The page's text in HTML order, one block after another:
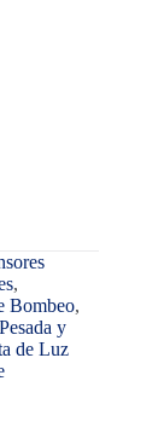
,
Bombeo,
y
de Luz